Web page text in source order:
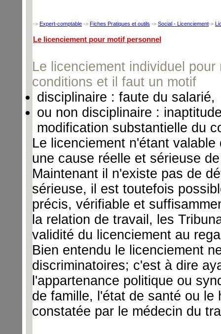
-> Expert-comptable -> Fiches Pratiques et outils -> Social - Licenciement->
Le licenciement pour motif personnel
Le licenciement individuel
conditions et il faut un motif
disciplinaire : faute du salarié,
ou non disciplinaire :
modification substantielle du
Le licenciement n'étant
une cause réelle et sérieuse
Maintenant il n'existe pas de
sérieuse, il est toutefois
précis, vérifiable et
la relation de travail, les
validité du licenciement au
Bien entendu le licenciement
discriminatoires; c'est à dire
l'appartenance politique ou
de famille, l'état de santé ou
constatée par le médecin du